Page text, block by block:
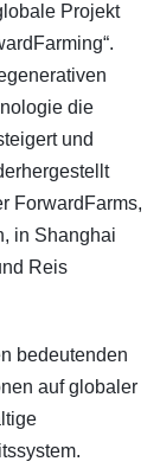
Projekt
die
und
ForwardFarms,
in Shanghai
Reis
bedeutenden
auf globaler